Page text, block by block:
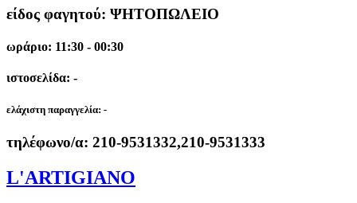
είδος φαγητού: ΨΗΤΟΠΩΛΕΙΟ
ωράριο: 11:30 - 00:30
ιστοσελίδα: -
ελάχιστη παραγγελία: -
τηλέφωνο/α: 210-9531332,210-9531333
L'ARTIGIANO